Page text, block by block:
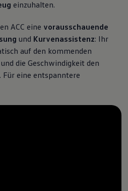
R
einzuhalten.
ACC eine vorausschauende
und Kurvenassistenz: Ihr
auf den kommenden
die Geschwindigkeit den
Für eine entspanntere